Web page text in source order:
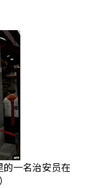
一名治安员在